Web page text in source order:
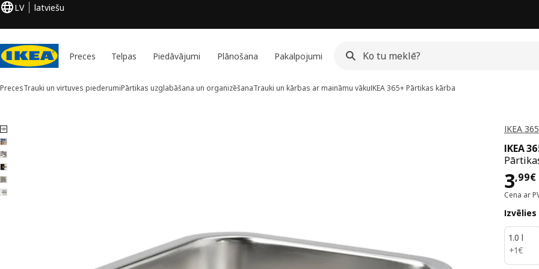
LV latviešu
Preces Telpas Piedāvājumi Plānošana Pakalpojumi
PrecesTrauki un virtuves piederumiPārtikas uzglabāšana un organizēšanaTrauki un kārbas ar maināmu vākuIKEA 365+Pārtikas kārba
6 IKEA 365+ attēli
attēlus IKEA
IKEA
3,99€
Cena ar
1.0 l
+1€
1€